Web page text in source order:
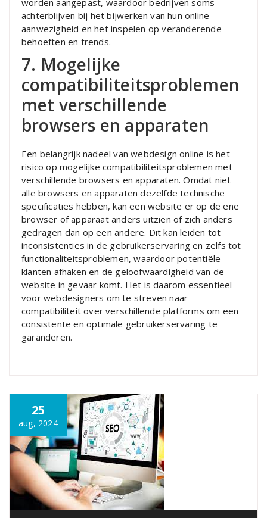
worden aangepast, waardoor bedrijven soms
achterblijven bij het bijwerken van hun online
aanwezigheid en het inspelen op veranderende
behoeften en trends.
7. Mogelijke
compatibiliteitsproblemen
met verschillende
browsers en apparaten
Een belangrijk nadeel van webdesign online is het
risico op mogelijke compatibiliteitsproblemen met
verschillende browsers en apparaten. Omdat niet
alle browsers en apparaten dezelfde technische
specificaties hebben, kan een website er op de ene
browser of apparaat anders uitzien of zich anders
gedragen dan op een andere. Dit kan leiden tot
inconsistenties in de gebruikerservaring en zelfs tot
functionaliteitsproblemen, waardoor potentiële
klanten afhaken en de geloofwaardigheid van de
website in gevaar komt. Het is daarom essentieel
voor webdesigners om te streven naar
compatibiliteit over verschillende platforms om een
consistente en optimale gebruikerservaring te
garanderen.
25
aug, 2024